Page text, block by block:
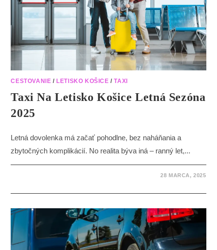
CESTOVANIE / LETISKO KOŠICE /TAXI
Taxi Na Letisko Košice Letná Sezóna
2025
Letná dovolenka má začať pohodlne, bez naháňania a
zbytočných komplikácií. No realita býva iná – ranný let,...
28 MARCA, 2025